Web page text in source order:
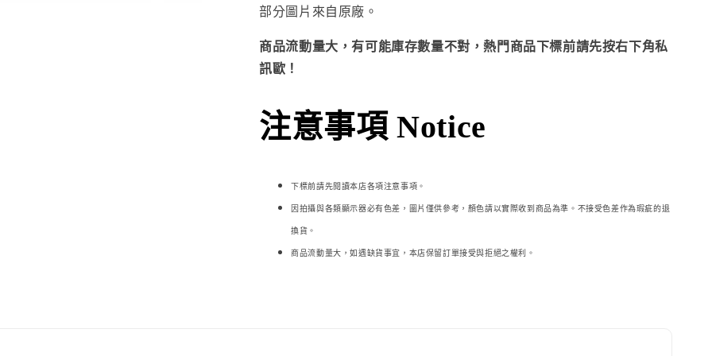
部分圖片來自原廠。
商品流動量大，有可能庫存數量不對，熱門商品下標前請先按右下角私
訊歐！
注意事項 Notice
下標前請先閱讀本店各項注意事項。
因拍攝與各類顯示器必有色差，圖片僅供參考，顏色請以實際收到商品為準。不接受色差作為瑕疵的退
換貨。
商品流動量大，如遇缺貨事宜，本店保留訂單接受與拒絕之權利。